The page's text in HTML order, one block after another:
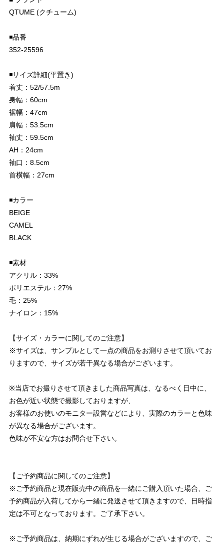
QTUME (クチューム)
◾️品番
352-25596
◾️サイズ詳細(平置き)
着丈：52/57.5m
身幅：60cm
裾幅：47cm
肩幅：53.5cm
袖丈：59.5cm
AH：24cm
袖口：8.5cm
首横幅：27cm
◾️カラー
BEIGE
CAMEL
BLACK
◾️素材
アクリル：33%
ポリエステル：27%
毛：25%
ナイロン：15%
【サイズ・カラーに関してのご注意】
※サイズは、サンプルとして一点の商品をお測りさせて頂いてお
りますので、サイズが若干異なる場合がございます。
※当店でお撮りさせて頂きました商品写真は、なるべく日中に、
お色が近い状態で撮影しておりますが、
お客様のお使いのモニター設営などにより、実際のカラーと色味
が異なる場合がございます。
色味が不安な方はお問合せ下さい。
【ご予約商品に関してのご注意】
※ご予約商品と現在販売中の商品を一緒にご購入頂いた場合、ご
予約商品が入荷してから一緒に発送させて頂きますので、日時指
定は不可となっております。ご了承下さい。
※ご予約商品は、納期にずれが生じる場合がございますので、ご